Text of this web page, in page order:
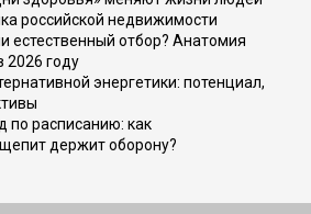
российской недвижимости
естественный отбор? Анатомия
2026 году
энергетики: потенциал,
по расписанию: как
держит оборону?